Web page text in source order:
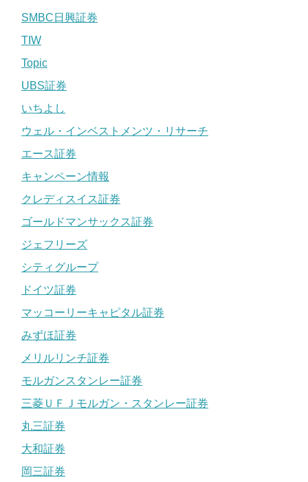
SMBC日興証券
TIW
Topic
UBS証券
いちよし
ウェル・インベストメンツ・リサーチ
エース証券
キャンペーン情報
クレディスイス証券
ゴールドマンサックス証券
ジェフリーズ
シティグループ
ドイツ証券
マッコーリーキャピタル証券
みずほ証券
メリルリンチ証券
モルガンスタンレー証券
三菱ＵＦＪモルガン・スタンレー証券
丸三証券
大和証券
岡三証券